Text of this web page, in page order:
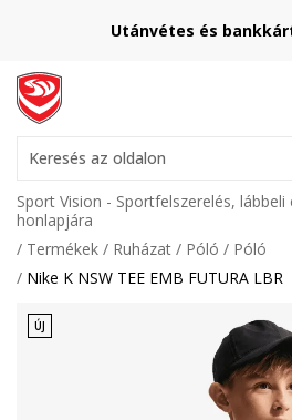
Utánvétes és
Keresés az oldalon
Sport Vision - Sportfelszerelés,
honlapjára
Termékek
Ruházat Póló
Póló
Nike K NSW TEE EMB FUTURA LBR
ÚJ